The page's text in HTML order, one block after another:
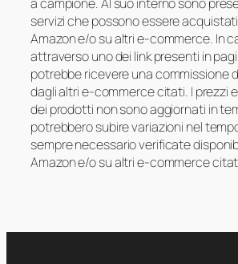
servizi che possono essere
Amazon e/o su altri e-commerce. In
attraverso uno dei link presenti in
potrebbe ricevere una commissione
dagli altri e-commerce citati. I prezzi
dei prodotti non sono aggiornati in
potrebbero subire variazioni nel
sempre necessario verificate
Amazon e/o su altri e-commerce